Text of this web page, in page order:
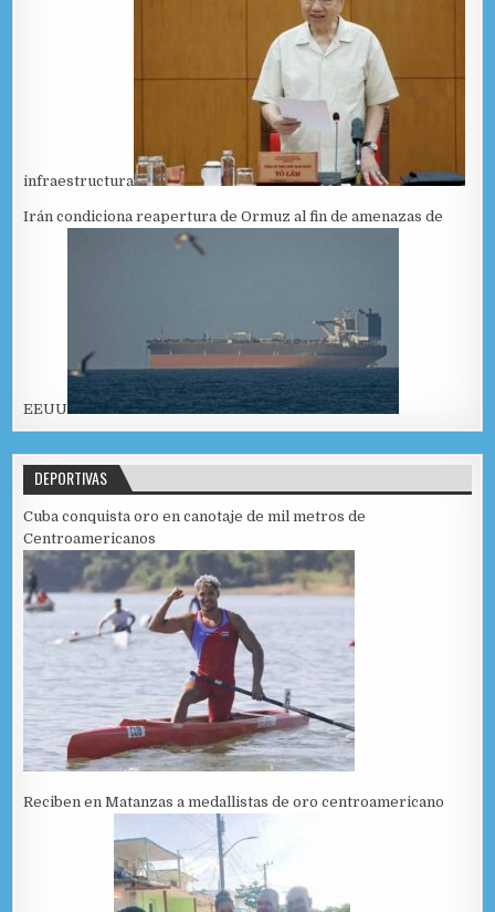
infraestructura
Irán condiciona reapertura de Ormuz al fin de amenazas de
EEUU
DEPORTIVAS
Cuba conquista oro en canotaje de mil metros de
Centroamericanos
Reciben en Matanzas a medallistas de oro centroamericano